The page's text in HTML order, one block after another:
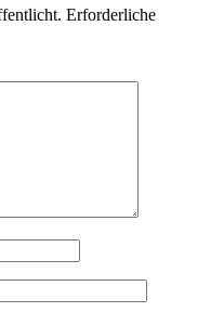
Erforderliche